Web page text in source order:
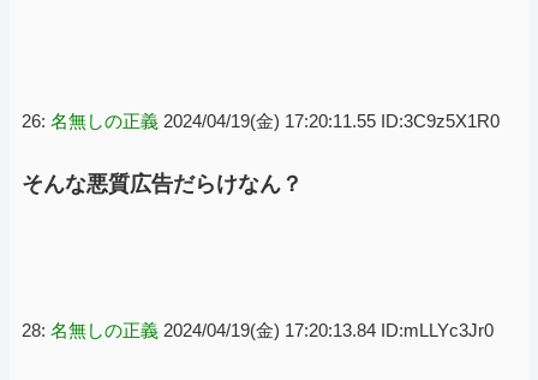
26: 名無しの正義 2024/04/19(金) 17:20:11.55 ID:3C9z5X1R0
そんな悪質広告だらけなん？
28: 名無しの正義 2024/04/19(金) 17:20:13.84 ID:mLLYc3Jr0